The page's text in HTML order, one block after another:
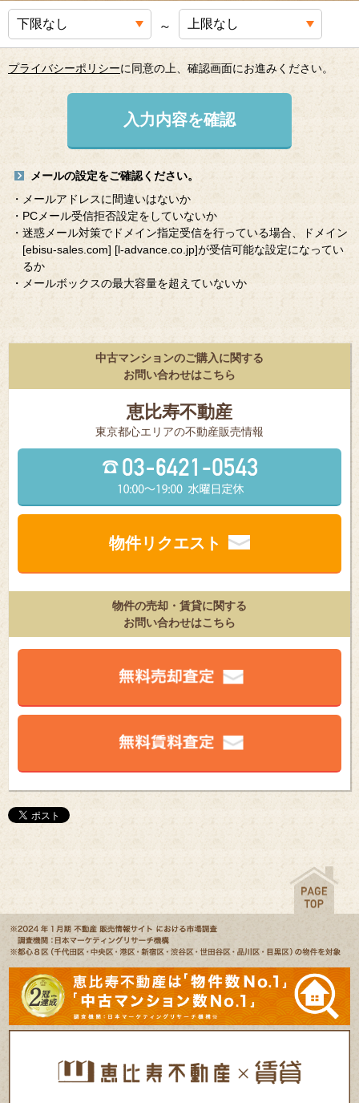
～
プライバシーポリシーに同意の上、確認画面にお進みください。
入力内容を確認
メールの設定をご確認ください。
・メールアドレスに間違いはないか
・PCメール受信拒否設定をしていないか
・迷惑メール対策でドメイン指定受信を行っている場合、ドメイン
[ebisu-sales.com] [l-advance.co.jp]が受信可能な設定になってい
るか
・メールボックスの最大容量を超えていないか
中古マンションのご購入に関する
お問い合わせはこちら
恵比寿不動産
東京都⼼エリアの不動産販売情報
物件リクエスト
物件の売却・賃貸に関する
お問い合わせはこちら